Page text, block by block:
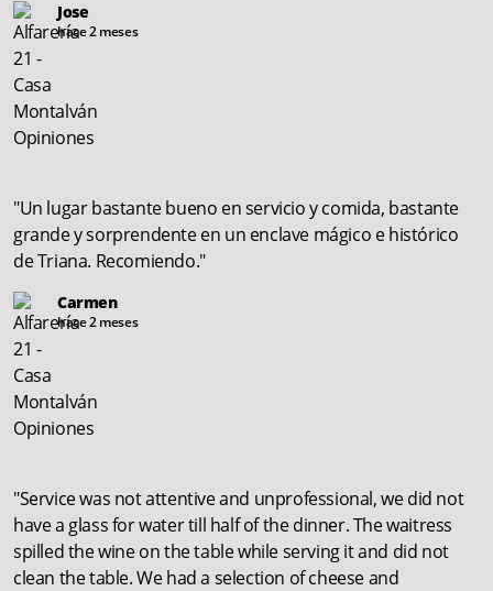
Jose
hace 2 meses
"Un lugar bastante bueno en servicio y comida, bastante
grande y sorprendente en un enclave mágico e histórico
de Triana. Recomiendo."
Carmen
hace 2 meses
"Service was not attentive and unprofessional, we did not
have a glass for water till half of the dinner. The waitress
spilled the wine on the table while serving it and did not
clean the table. We had a selection of cheese and